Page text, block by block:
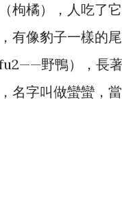
枸橘），人吃了
有像豹子一樣的
野鴨），長
名字叫做蠻蠻，